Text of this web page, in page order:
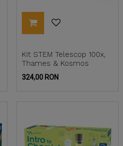
Kit STEM Telescop 100x,
Thames & Kosmos
Pret
324,00 RON